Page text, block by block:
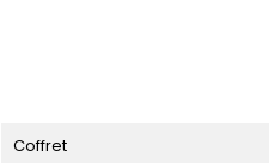
Coffret